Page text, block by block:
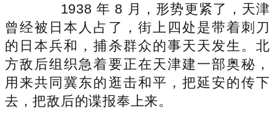
1938 年 8 月，形势更紧了，天津
曾经被日本人占了，街上四处是带着刺刀
的日本兵和，捕杀群众的事天天发生。北
方敌后组织急着要正在天津建一部奥秘，
用来共同冀东的逛击和平，把延安的传下
去，把敌后的谍报奉上来。